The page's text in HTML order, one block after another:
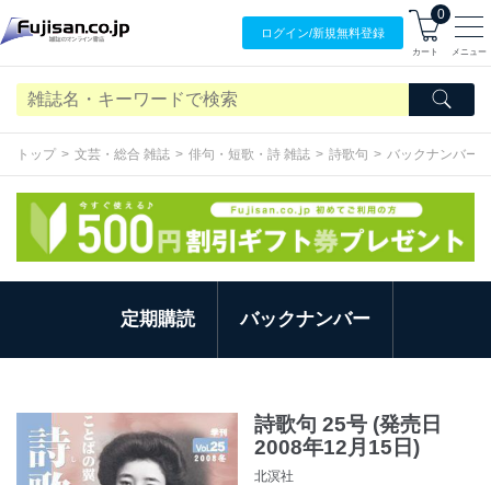
ログイン/新規無料登録
0
カート メニュー
トップ 文芸・総合 雑誌 俳句・短歌・詩 雑誌 詩歌句 バックナンバー
定期購読 バックナンバー
詩歌句 25号 (発売日
2008年12月15日)
北溟社